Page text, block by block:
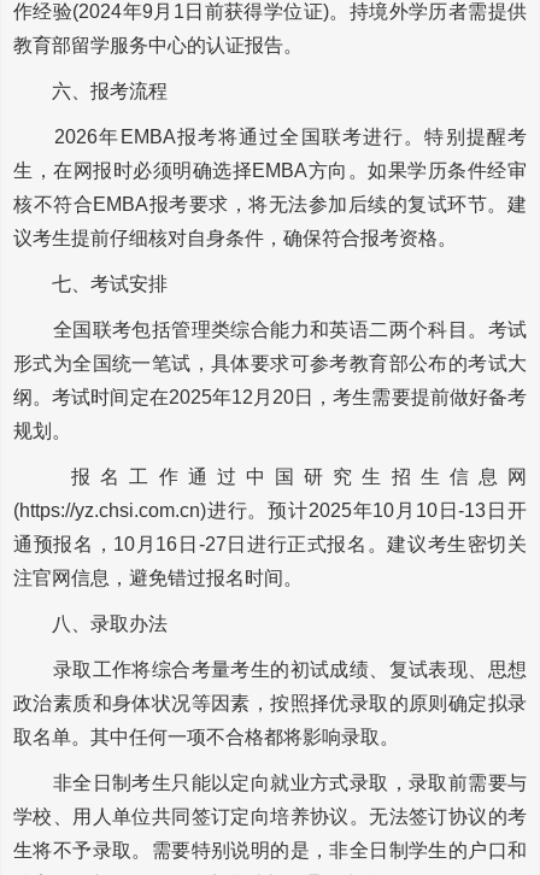
作经验(2024年9月1日前获得学位证)。持境外学历者需提供
教育部留学服务中心的认证报告。
六、报考流程
2026年EMBA报考将通过全国联考进行。特别提醒考
生，在网报时必须明确选择EMBA方向。如果学历条件经审
核不符合EMBA报考要求，将无法参加后续的复试环节。建
议考生提前仔细核对自身条件，确保符合报考资格。
七、考试安排
全国联考包括管理类综合能力和英语二两个科目。考试
形式为全国统一笔试，具体要求可参考教育部公布的考试大
纲。考试时间定在2025年12月20日，考生需要提前做好备考
规划。
报名工作通过中国研究生招生信息网
(https://yz.chsi.com.cn)进行。预计2025年10月10日-13日开
通预报名，10月16日-27日进行正式报名。建议考生密切关
注官网信息，避免错过报名时间。
八、录取办法
录取工作将综合考量考生的初试成绩、复试表现、思想
政治素质和身体状况等因素，按照择优录取的原则确定拟录
取名单。其中任何一项不合格都将影响录取。
非全日制考生只能以定向就业方式录取，录取前需要与
学校、用人单位共同签订定向培养协议。无法签订协议的考
生将不予录取。需要特别说明的是，非全日制学生的户口和